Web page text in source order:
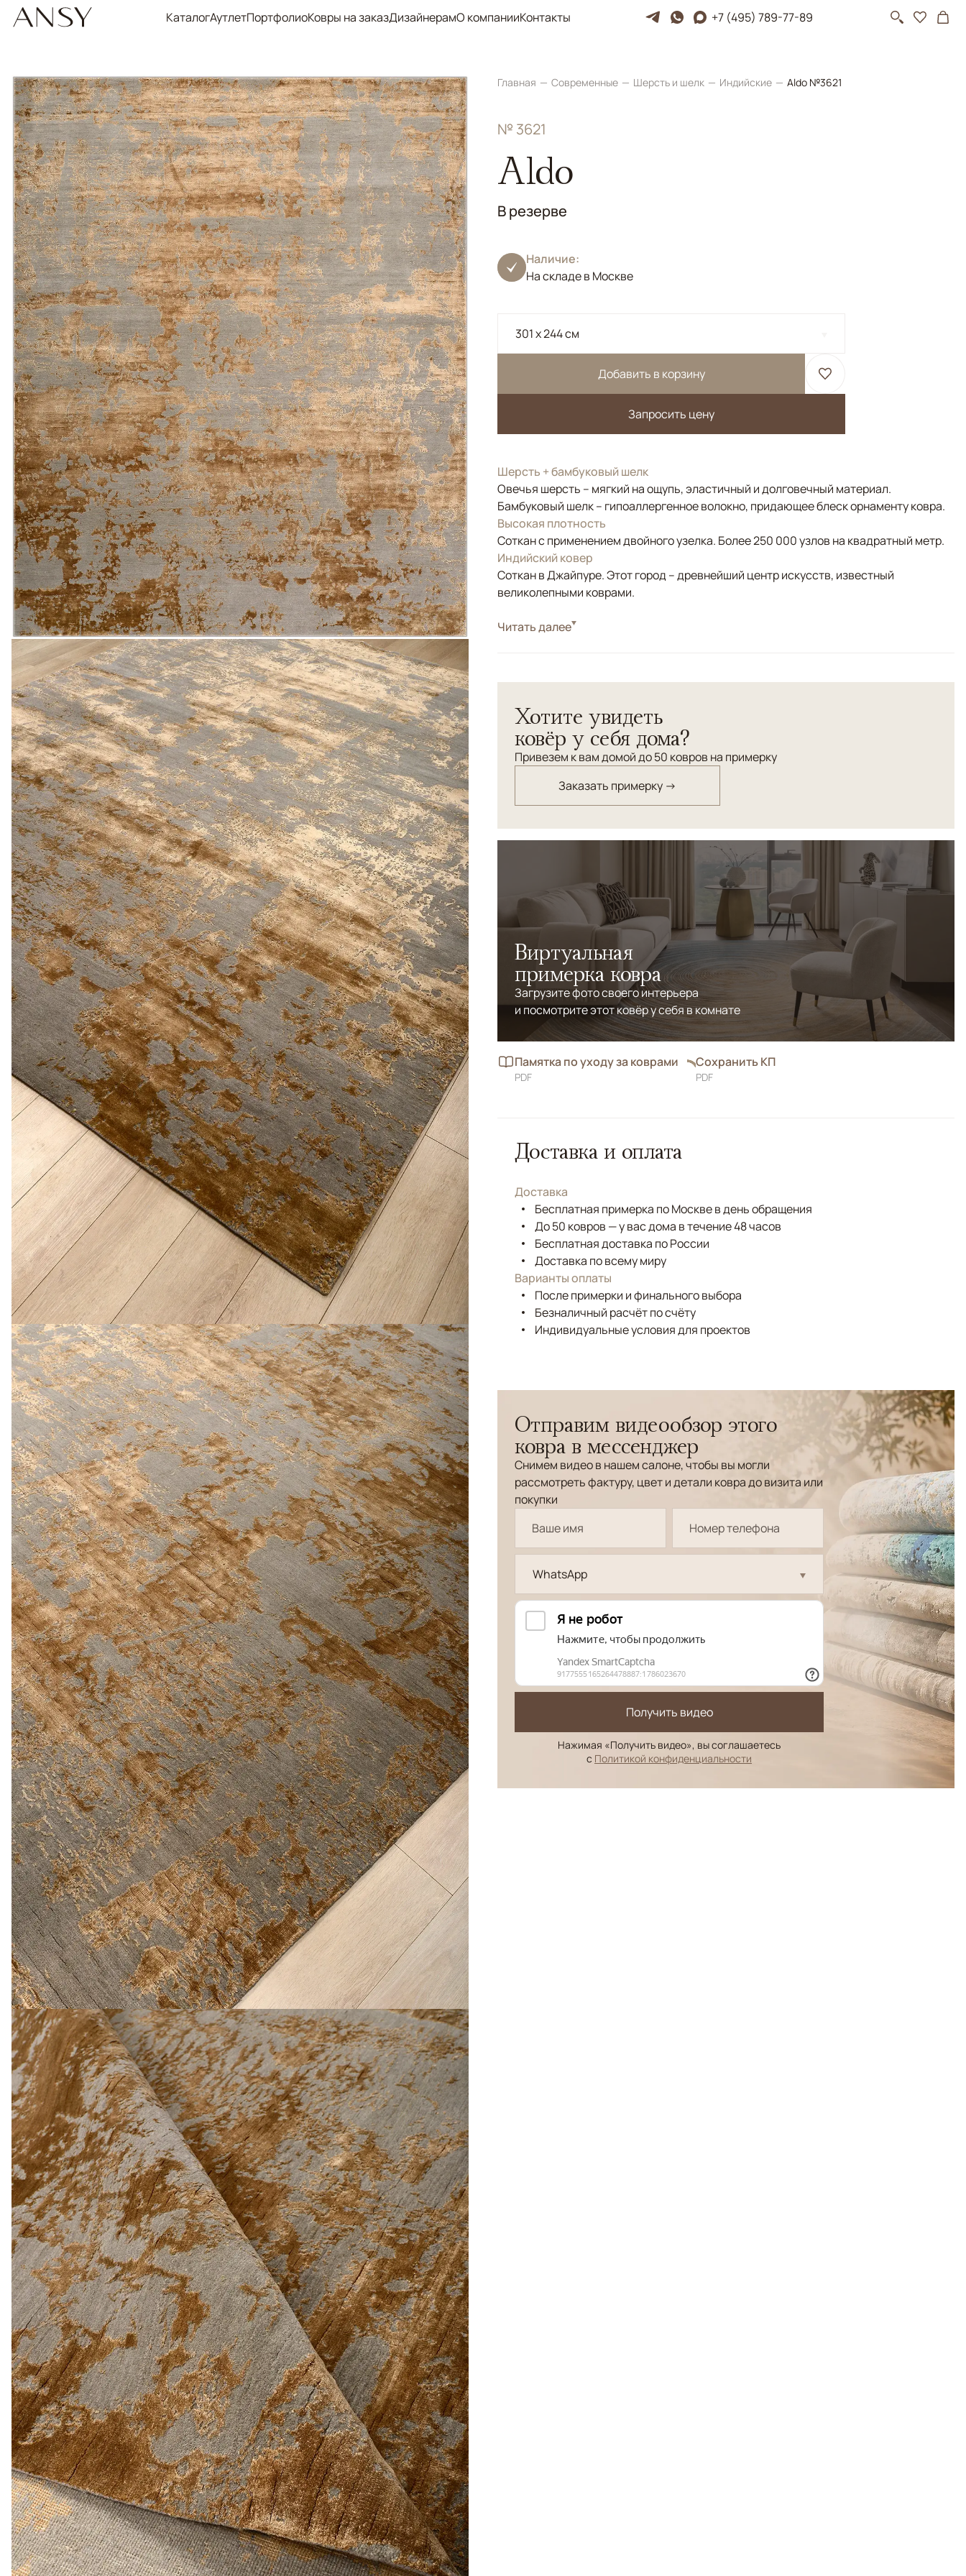
КаталогАутлетПортфолиоКовры на заказДизайнерамО компанииКонтакты +7 (495) 789-77-89
Главная Современные Шерсть и шелк Индийские Aldo №3621
№ 3621
Aldo
В резерве
Наличие:
На складе в Москве
301 x 244 см
Добавить в корзину
Запросить цену
Шерсть + бамбуковый шелк
Овечья шерсть – мягкий на ощупь, эластичный и долговечный материал.
Бамбуковый шелк – гипоаллергенное волокно, придающее блеск орнаменту ковра.
Высокая плотность
Соткан с применением двойного узелка. Более 250 000 узлов на квадратный метр.
Индийский ковер
Соткан в Джайпуре. Этот город – древнейший центр искусств, известный
великолепными коврами.
СтильСовременные
теплые нотки в убранстве и ощущение спокойствия и безмятежности, создаст
атмосферу изысканности.
Читать далее
Хотите увидеть
ковёр у себя дома?
Привезем к вам домой до 50 ковров на примерку
Заказать примерку →
Виртуальная
примерка ковра
Загрузите фото своего интерьера
и посмотрите этот ковёр у себя в комнате
Памятка по уходу за коврами
PDF
Сохранить КП
PDF
Доставка и оплата
Доставка
Бесплатная примерка по Москве в день обращения
До 50 ковров — у вас дома в течение 48 часов
Бесплатная доставка по России
Доставка по всему миру
Варианты оплаты
После примерки и финального выбора
Безналичный расчёт по счёту
Индивидуальные условия для проектов
Отправим видеообзор этого
ковра в мессенджер
Снимем видео в нашем салоне, чтобы вы могли
рассмотреть фактуру, цвет и детали ковра до визита или
покупки
WhatsApp
Получить видео
Нажимая «Получить видео», вы соглашаетесь
с Политикой конфиденциальности